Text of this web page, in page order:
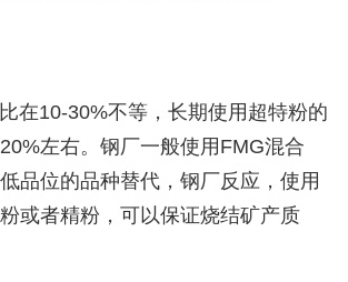
在10-30%不等，长期使用超特粉的
左右。钢厂一般使用FMG混合
品位的品种替代，钢厂反应，使用
或者精粉，可以保证烧结矿产质